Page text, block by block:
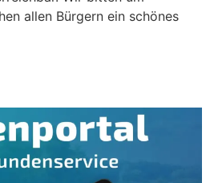
allen Bürgern ein schönes